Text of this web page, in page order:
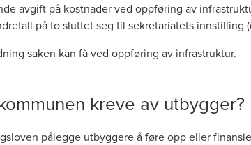
avgift på kostnader ved oppføring av
på to sluttet seg til sekretariatets innstilling
saken kan få ved oppføring av infrastruktur.
kreve av utbygger?
pålegge utbyggere å føre opp eller